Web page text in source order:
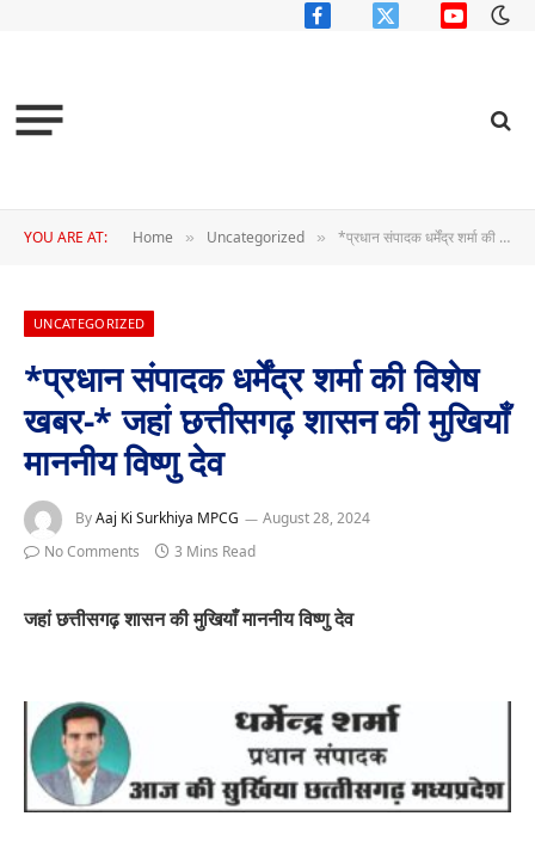
FacebookX
YouTube
YOU ARE AT: Home » Uncategorized » *प्रधान संपादक धर्मेंद्र शर्मा की विशेष खबर-* जहां छत्तीसगढ़ शासन की मुखियाँ माननीय विष्णु देव
UNCATEGORIZED
*प्रधान संपादक धर्मेंद्र शर्मा की विशेष
खबर-* जहां छत्तीसगढ़ शासन की मुखियाँ
माननीय विष्णु देव
ByAaj Ki Surkhiya MPCG
August 28, 2024
No Comments
3 Mins Read
जहां छत्तीसगढ़ शासन की मुखियाँ माननीय विष्णु देव